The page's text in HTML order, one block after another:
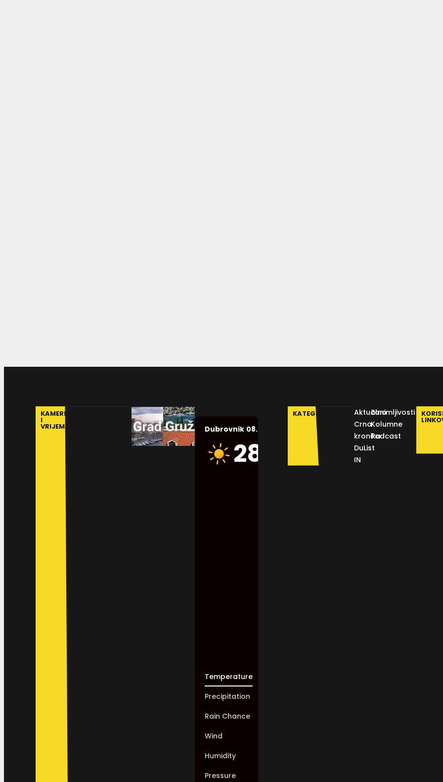
KAMERE
I
VRIJEME Dubrovnik 08.08.2026.
28
Humidity:
Temperature
Precipitation
Rain Chance
Wind
Humidity
Pressure
KATEGORIJE
Aktualno
Crna
kronika
DuList
IN
Zanimljivosti
Kolumne
Podcast